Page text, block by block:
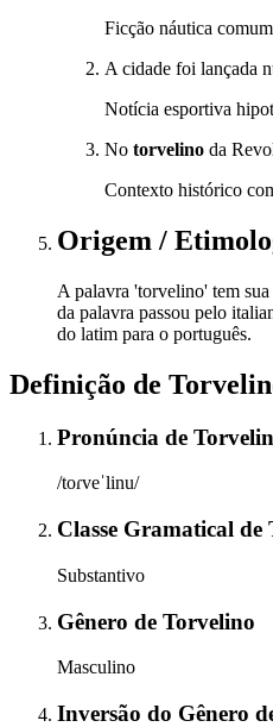
Ficção náutica comum
A cidade foi lançada
Notícia esportiva
No torvelino da
Contexto histórico
Origem /
A palavra 'torvelino' tem
da palavra passou pelo
do latim para o português.
Definição de
Pronúncia de
/toɾveˈlinu/
Classe Gramatical de
Substantivo
Gênero de Torvelino
Masculino
Inversão do Gênero